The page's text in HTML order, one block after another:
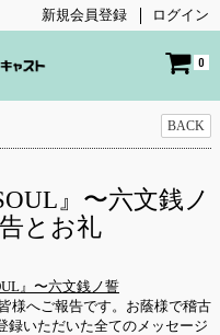
新規会員登録 ログイン
0
BACK
』〜六文銭ノ
とお礼
』〜六文銭ノ誓
様へご報告です。お蔭様で稽古
録いただいた全てのメッセージ